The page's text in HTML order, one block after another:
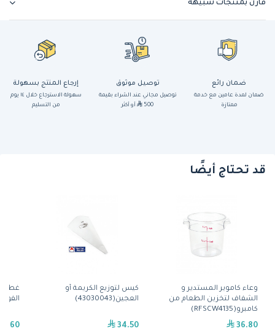
قارن بمنتجات شبيهة
ضمان رائع
ضمان لمدة عامين مع خدمة
ممتازة
توصيل موثوق
توصيل مجاني عند الشراء بقيمة
500
أو أكثر
إرجاع المنتج بسهولة
سهولة الاسترجاع خلال ١٤ يوم
من التسليم
قد تحتاج أيضًا
وعاء كاموير المستدير و
الشفاف لتخزين الطعام من
كامبرو(RFSCW4135)
36.80
كيس لتوزيع الكريمة أو
العجين(43030043)
34.50
غطاء